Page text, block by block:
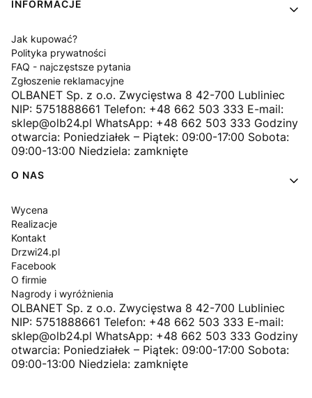
INFORMACJE
Jak kupować?
Polityka prywatności
FAQ - najczęstsze pytania
Zgłoszenie reklamacyjne
OLBANET Sp. z o.o. Zwycięstwa 8 42-700 Lubliniec
NIP: 5751888661 Telefon: +48 662 503 333 E-mail:
sklep@olb24.pl WhatsApp: +48 662 503 333 Godziny
otwarcia: Poniedziałek – Piątek: 09:00-17:00 Sobota:
09:00-13:00 Niedziela: zamknięte
O NAS
Wycena
Realizacje
Kontakt
Drzwi24.pl
Facebook
O firmie
Nagrody i wyróżnienia
OLBANET Sp. z o.o. Zwycięstwa 8 42-700 Lubliniec
NIP: 5751888661 Telefon: +48 662 503 333 E-mail:
sklep@olb24.pl WhatsApp: +48 662 503 333 Godziny
otwarcia: Poniedziałek – Piątek: 09:00-17:00 Sobota:
09:00-13:00 Niedziela: zamknięte